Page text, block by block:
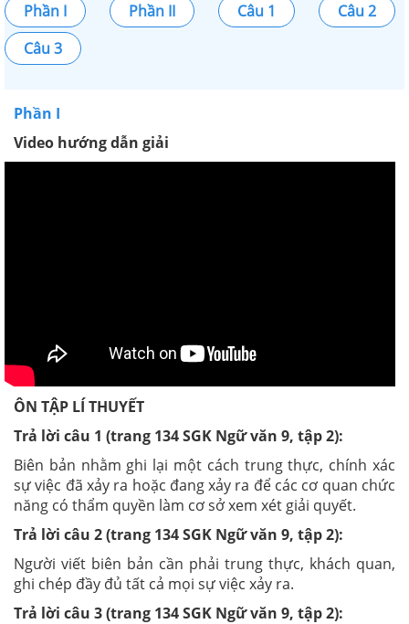
Phần I Phần II Câu 1
Câu 2
Câu 3
Phần I
Video hướng dẫn giải
ÔN TẬP LÍ THUYẾT
Trả lời câu 1 (trang 134 SGK Ngữ văn 9, tập 2):
Biên bản nhằm ghi lại một cách trung thực, chính xác
sự việc đã xảy ra hoặc đang xảy ra để các cơ quan chức
năng có thẩm quyền làm cơ sở xem xét giải quyết.
Trả lời câu 2 (trang 134 SGK Ngữ văn 9, tập 2):
Người viết biên bản cần phải trung thực, khách quan,
ghi chép đầy đủ tất cả mọi sự việc xảy ra.
Trả lời câu 3 (trang 134 SGK Ngữ văn 9, tập 2):